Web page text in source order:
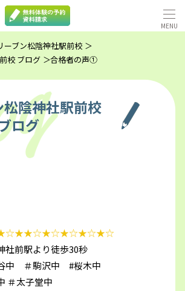
ーブン松陰神社駅前校
校 ブログ
合格者の声①
陰神社駅前校
ログ
社前駅より徒歩30秒
中 ＃駒沢中 #桜木中
＃太子堂中